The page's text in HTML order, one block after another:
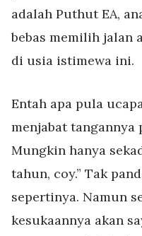
adalah Puthut EA,
bebas memilih jalan
di usia istimewa ini.
Entah apa pula
menjabat tangannya
Mungkin hanya
tahun, coy.” Tak
sepertinya. Namun
kesukaannya akan